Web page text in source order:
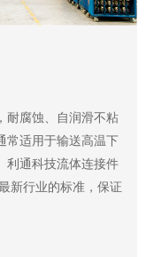
耐腐蚀、自润滑不粘
常适用于输送高温下
利通科技流体连接件
新行业的标准，保证